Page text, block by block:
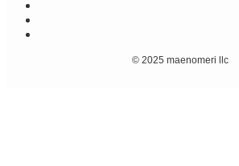
© 2025 maenomeri llc